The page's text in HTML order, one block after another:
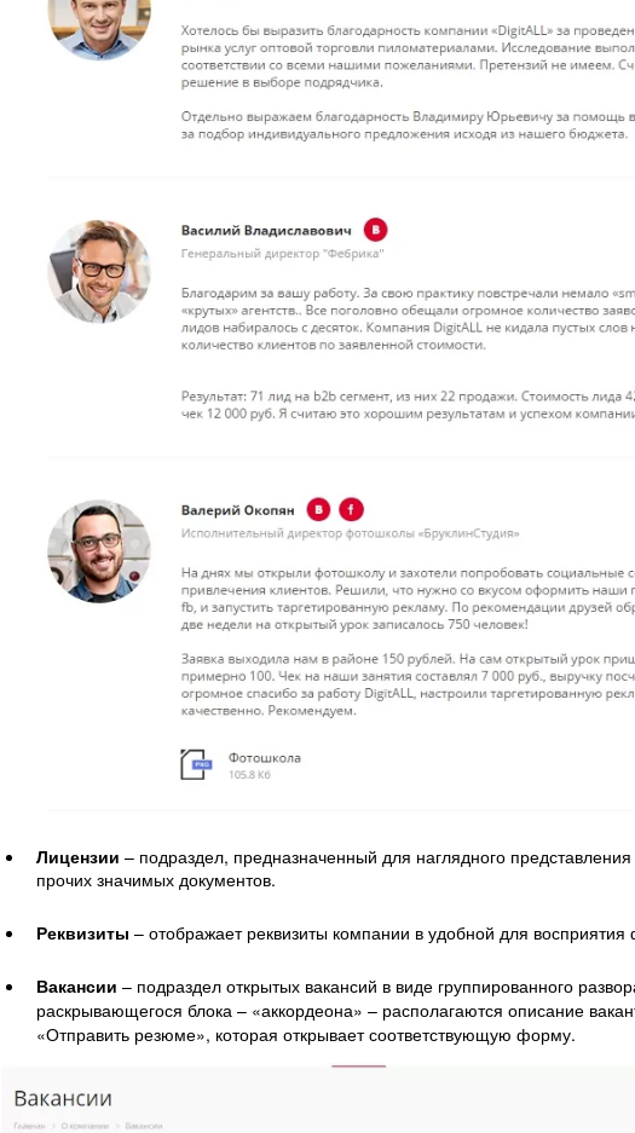
Лицензии – подраздел, предназначенный для наглядного
прочих значимых документов.
Реквизиты – отображает реквизиты компании в удобной для
Вакансии – подраздел открытых вакансий в виде группированного
раскрывающегося блока – «аккордеона» – располагаются описание
«Отправить резюме», которая открывает соответствующую форму.